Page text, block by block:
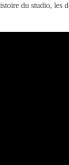
du studio, les